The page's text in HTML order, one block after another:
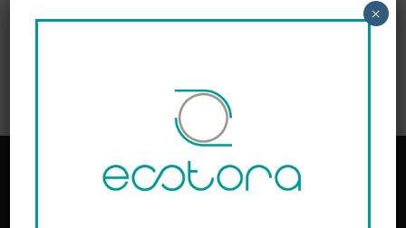
tüm saha faaliyetlerini uzman bir kadro ile
Link
×